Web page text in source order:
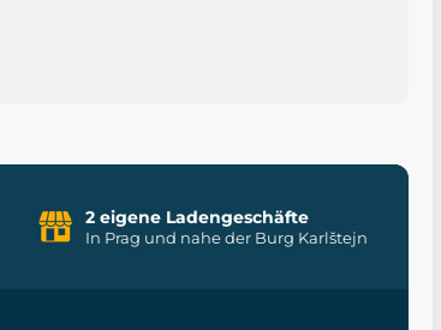
2 eigene Ladengeschäfte
In Prag und nahe der Burg Karlštejn